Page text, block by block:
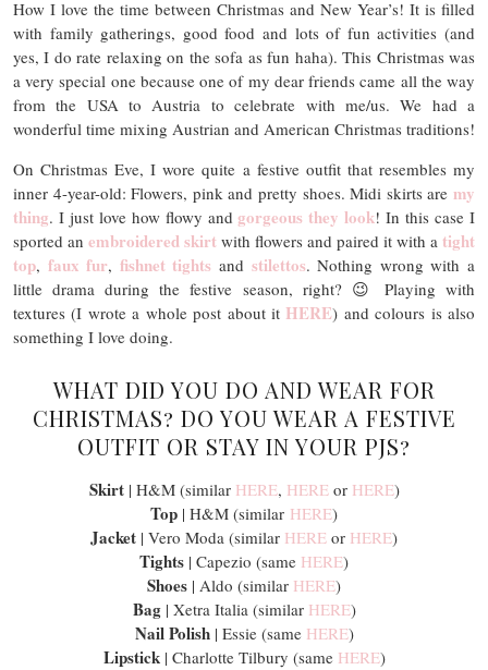
How I love the time between Christmas and New Year’s! It is filled
with family gatherings, good food and lots of fun activities (and
yes, I do rate relaxing on the sofa as fun haha). This Christmas was
a very special one because one of my dear friends came all the way
from the USA to Austria to celebrate with me/us. We had a
wonderful time mixing Austrian and American Christmas traditions!
On Christmas Eve, I wore quite a festive outfit that resembles my
inner 4-year-old: Flowers, pink and pretty shoes. Midi skirts are my
thing. I just love how flowy andgorgeous they look! In this case I
sported an embroidered skirt with flowers and paired it with a tight
top, faux fur, fishnet tights and stilettos. Nothing wrong with a
little drama during the festive season, right? 😉 Playing with
textures (I wrote a whole post about it HERE) and colours is also
something I love doing.
WHAT DID YOU DO AND WEAR FOR
CHRISTMAS? DO YOU WEAR A FESTIVE
OUTFIT OR STAY IN YOUR PJS?
Skirt| H&M (similar HERE, HEREor HERE)
Top | H&M (similar HERE)
Jacket | Vero Moda (similar HERE or HERE)
Tights | Capezio (same HERE)
Shoes | Aldo (similar HERE)
Bag| Xetra Italia (similar HERE)
Nail Polish| Essie (same HERE)
Lipstick| Charlotte Tilbury (same HERE)